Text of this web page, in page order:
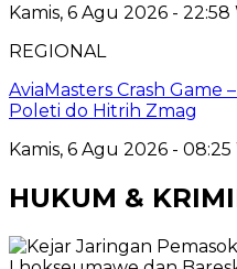
Kamis, 6 Agu 2026 - 22:58
REGIONAL
AviaMasters Crash Game
Poleti do Hitrih Zmag
Kamis, 6 Agu 2026 - 08:25
HUKUM &